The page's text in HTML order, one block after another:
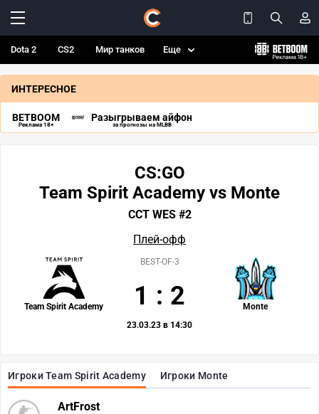
Dota 2 CS2 Мир танков Еще
ИНТЕРЕСНОЕ
BETBOOM
Реклама 18+
Разыгрываем айфон
за прогнозы на MLBB
Игроки Team Spirit Academy Игроки Monte
ArtFrost
CS:GO
Team Spirit Academy vs Monte
CCT WES #2
Плей-офф
Team Spirit Academy Monte
BEST-OF-3
1 : 2
23.03.23 в 14:30